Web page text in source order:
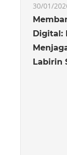
30/01/
Digital:
Labirin